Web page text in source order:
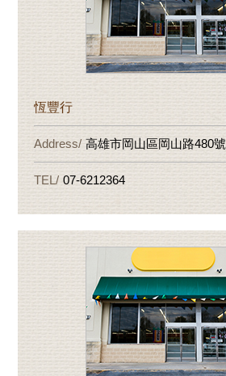
恆豐行
高雄市岡山區岡山路480號
07-6212364